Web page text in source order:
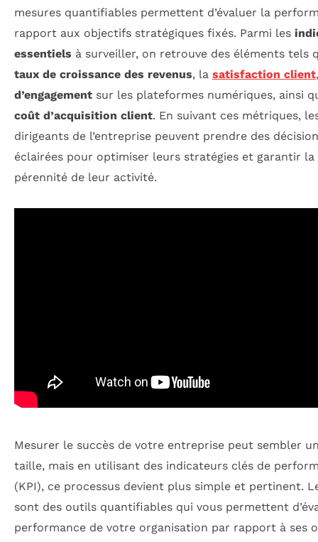
mesures quantifiables permettent d’évaluer la
rapport aux objectifs stratégiques fixés. Parmi les
essentiels à surveiller, on retrouve des éléments tels
taux de croissance des revenus, la satisfaction client
d’engagement sur les plateformes numériques, ainsi
coût d’acquisition client. En suivant ces métriques,
dirigeants de l’entreprise peuvent prendre des
éclairées pour optimiser leurs stratégies et garantir la
pérennité de leur activité.
Mesurer le succès de votre entreprise peut sembler
taille, mais en utilisant des indicateurs clés de
(KPI), ce processus devient plus simple et pertinent.
sont des outils quantifiables qui vous permettent
performance de votre organisation par rapport à ses